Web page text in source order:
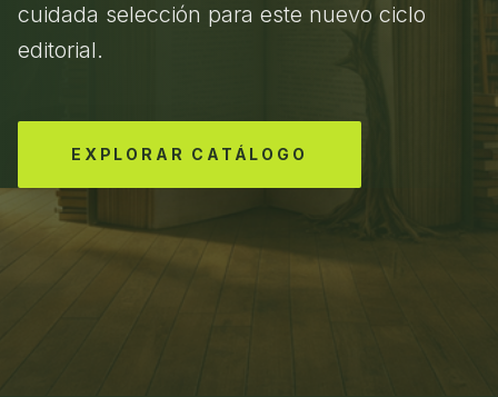
cuidada selección para este nuevo ciclo
editorial.
EXPLORAR CATÁLOGO